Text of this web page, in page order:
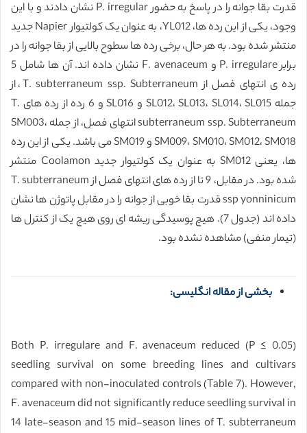
قدرت بقا جوانه را در پاسخ به حضور P. irregular نشان دادند و با این
وجود، یکی از این رده ها، YL012، به عنوان یک کولتیوار Napier جدید
منتشر شده بود. به هر حال، برخی رده ها سطوح بالایی از بقا جوانه را در
برابر P. irregulare و F. avenaceum نشان داده اند. آن ها شامل 5
رده ی انتهای فصل از T. subterraneum ssp. Subterraneum، از
جمله SL012، SL013، SL014، SL015 و SL016 و 6 رده از رده های T.
subterraneum ssp. Subterraneum انتهای فصل، از جمله SM003،
SM009، SM010، SM012، SM018 و SM019 می باشد. یکی از این رده
ها، یعنی SM012 به عنوان یک کولتیوار جدید Coolamon منتشر
شده بود. در مقابل، 9 تا از رده های انتهای فصل از T. subterraneum
ssp yonninicum قدرت بقا خوبی از جوانه را در مقابل پاتوژن ها نشان
داده اند (جدول 7). هیچ پوسیدگی ریشه ای روی هیچ یک از کنترل ها
(تیمار منفی) مشاهده نشده بود.
بخشی از مقاله انگلیسی:
Both P. irregulare and F. avenaceum reduced (P ≤ 0.05)
seedling survival on some breeding lines and cultivars
compared with non-inoculated controls (Table 7). However,
F. avenaceum did not significantly reduce seedling survival in
14 late-season and 15 mid-season lines of T. subterraneum